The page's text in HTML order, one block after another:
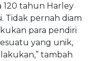
120 tahun Harley
Tidak pernah diam
para pendiri
yang unik,
tambah